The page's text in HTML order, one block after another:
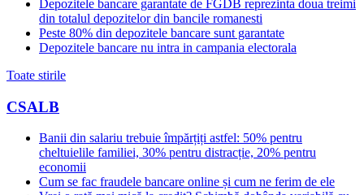
Depozitele bancare garantate de FGDB reprezinta doua treimi
din totalul depozitelor din bancile romanesti
Peste 80% din depozitele bancare sunt garantate
Depozitele bancare nu intra in campania electorala
Toate stirile
CSALB
Banii din salariu trebuie împărțiți astfel: 50% pentru
cheltuielile familiei, 30% pentru distracție, 20% pentru
economii
Cum se fac fraudele bancare online și cum ne ferim de ele